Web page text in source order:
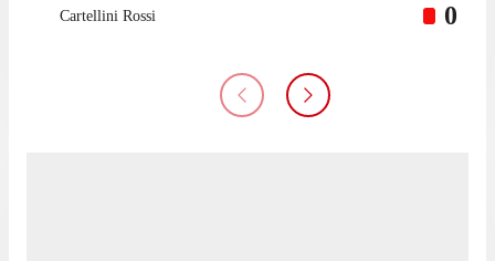
Cartellini Rossi 0